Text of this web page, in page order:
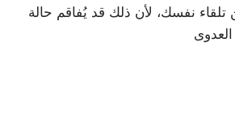
تلقاء نفسك، لأن ذلك قد يُفاقم حالة